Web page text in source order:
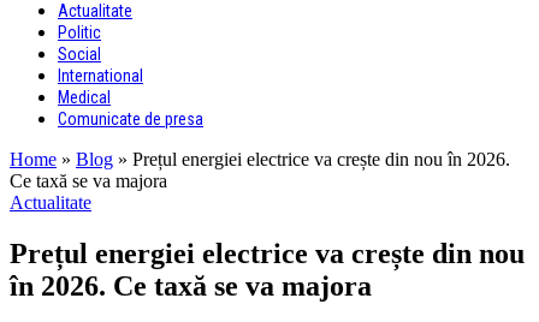
Actualitate
Politic
Social
International
Medical
Comunicate de presa
Home » Blog » Prețul energiei electrice va crește din nou în 2026.
Ce taxă se va majora
Actualitate
Prețul energiei electrice va crește din nou
în 2026. Ce taxă se va majora